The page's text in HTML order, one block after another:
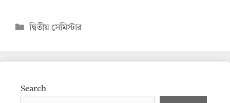
at
A
p
e
o
Categories
দ্বিতীয় সেমিস্টার
Search